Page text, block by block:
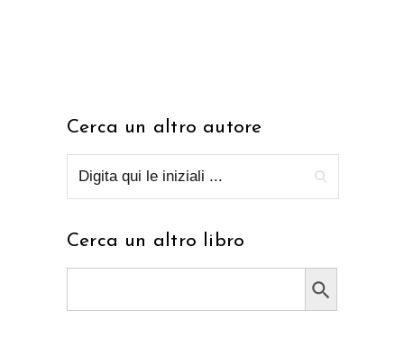
Cerca un altro autore
Cerca un altro libro
Search Button